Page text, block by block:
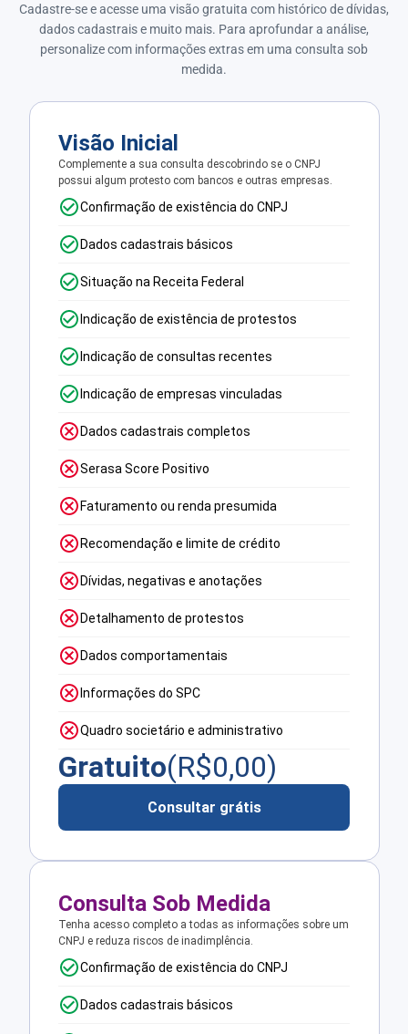
Cadastre-se e acesse uma visão gratuita com histórico de dívidas,
dados cadastrais e muito mais. Para aprofundar a análise,
personalize com informações extras em uma consulta sob
medida.
Visão Inicial
Complemente a sua consulta descobrindo se o CNPJ
possui algum protesto com bancos e outras empresas.
Confirmação de existência do CNPJ
Dados cadastrais básicos
Situação na Receita Federal
Indicação de existência de protestos
Indicação de consultas recentes
Indicação de empresas vinculadas
Dados cadastrais completos
Serasa Score Positivo
Faturamento ou renda presumida
Recomendação e limite de crédito
Dívidas, negativas e anotações
Detalhamento de protestos
Dados comportamentais
Informações do SPC
Quadro societário e administrativo
Gratuito(R$0,00)
Consultar grátis
Consulta Sob Medida
Tenha acesso completo a todas as informações sobre um
CNPJ e reduza riscos de inadimplência.
Confirmação de existência do CNPJ
Dados cadastrais básicos